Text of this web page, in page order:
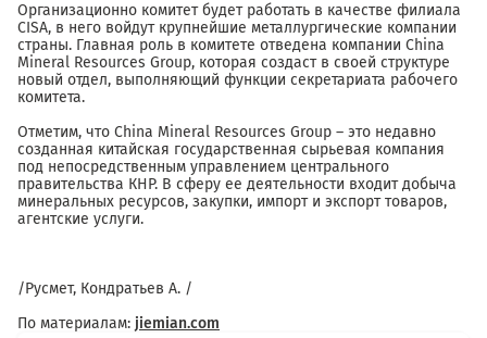
Организационно комитет будет работать в качестве филиала
CISA, в него войдут крупнейшие металлургические компании
страны. Главная роль в комитете отведена компании China
Mineral Resources Group, которая создаст в своей структуре
новый отдел, выполняющий функции секретариата рабочего
комитета.
Отметим, что China Mineral Resources Group – это недавно
созданная китайская государственная сырьевая компания
под непосредственным управлением центрального
правительства КНР. В сферу ее деятельности входит добыча
минеральных ресурсов, закупки, импорт и экспорт товаров,
агентские услуги.
/Русмет, Кондратьев А. /
По материалам: jiemian.com